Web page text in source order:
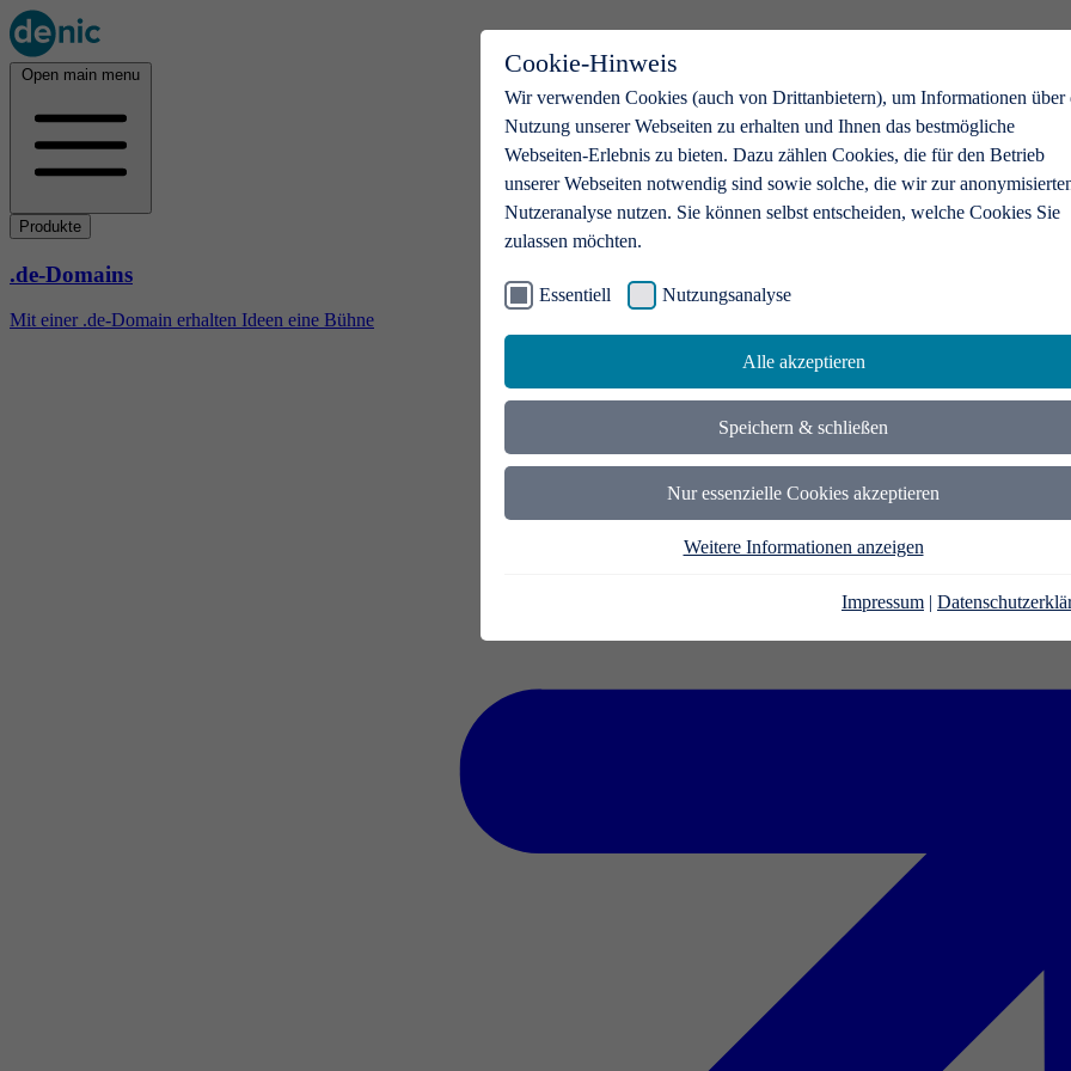
Cookie-Hinweis
Wir verwenden Cookies (auch von Drittanbietern), um Informationen über
Nutzung unserer Webseiten zu erhalten und Ihnen das bestmögliche
Webseiten-Erlebnis zu bieten. Dazu zählen Cookies, die für den Betrieb
unserer Webseiten notwendig sind sowie solche, die wir zur
Nutzeranalyse nutzen. Sie können selbst entscheiden, welche Cookies Sie
zulassen möchten.
Essentiell Nutzungsanalyse
Alle akzeptieren
Speichern & schließen
Nur essenzielle Cookies akzeptieren
Weitere Informationen anzeigen
Impressum |
Open main menu
Produkte
.de-Domains
Mit einer .de-Domain erhalten Ideen eine Bühne